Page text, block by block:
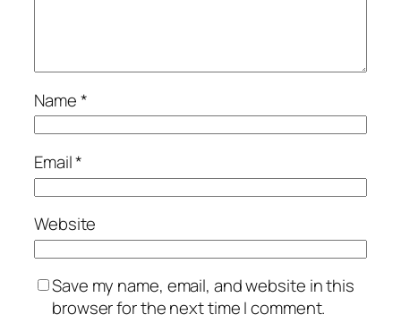
Name*
Email*
Website
Save my name, email, and website in this
browser for the next time I comment.